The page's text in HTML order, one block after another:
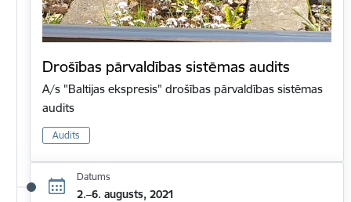
Drošības pārvaldības sistēmas audits
A/s "Baltijas ekspresis" drošības pārvaldības sistēmas
audits
Audits
Datums
2.–6. augusts, 2021